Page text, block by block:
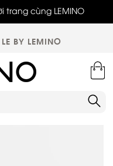
trang cùng LEMINO
LE BY LEMINO